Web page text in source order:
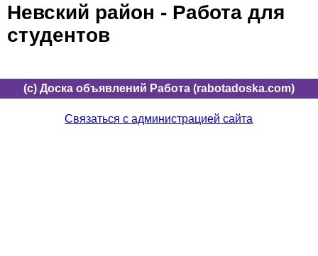
Невский район - Работа для
студентов
(c) Доска объявлений Работа (rabotadoska.com)
Связаться с администрацией сайта